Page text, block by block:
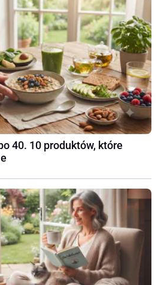
40. 10 produktów, które